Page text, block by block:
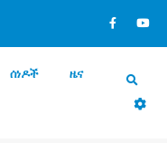
ሰነዶች ዜና